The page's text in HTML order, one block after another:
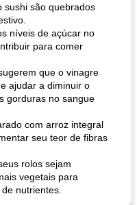
sushi são quebrados
níveis de açúcar no
para comer
que o vinagre
ajudar a diminuir o
gorduras no sangue
com arroz integral
seu teor de fibras
rolos sejam
vegetais para
nutrientes.